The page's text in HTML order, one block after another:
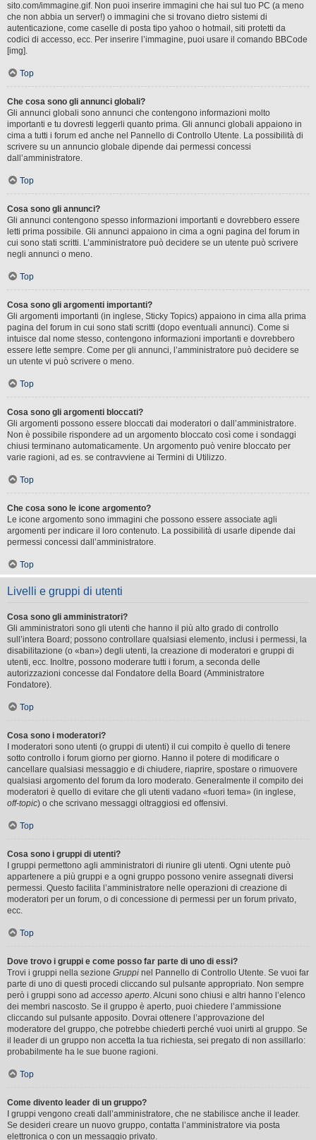
sito.com/immagine.gif. Non puoi inserire immagini che hai sul tuo PC (a meno
che non abbia un server!) o immagini che si trovano dietro sistemi di
autenticazione, come caselle di posta tipo yahoo o hotmail, siti protetti da
codici di accesso, ecc. Per inserire l’immagine, puoi usare il comando BBCode
[img].
Top
Che cosa sono gli annunci globali?
Gli annunci globali sono annunci che contengono informazioni molto
importanti e tu dovresti leggerli quanto prima. Gli annunci globali appaiono in
cima a tutti i forum ed anche nel Pannello di Controllo Utente. La possibilità di
scrivere su un annuncio globale dipende dai permessi concessi
dall’amministratore.
Top
Cosa sono gli annunci?
Gli annunci contengono spesso informazioni importanti e dovrebbero essere
letti prima possibile. Gli annunci appaiono in cima a ogni pagina del forum in
cui sono stati scritti. L’amministratore può decidere se un utente può scrivere
negli annunci o meno.
Top
Cosa sono gli argomenti importanti?
Gli argomenti importanti (in inglese, Sticky Topics) appaiono in cima alla prima
pagina del forum in cui sono stati scritti (dopo eventuali annunci). Come si
intuisce dal nome stesso, contengono informazioni importanti e dovrebbero
essere lette sempre. Come per gli annunci, l’amministratore può decidere se
un utente vi può scrivere o meno.
Top
Cosa sono gli argomenti bloccati?
Gli argomenti possono essere bloccati dai moderatori o dall’amministratore.
Non è possibile rispondere ad un argomento bloccato così come i sondaggi
chiusi terminano automaticamente. Un argomento può venire bloccato per
varie ragioni, ad es. se contravviene ai Termini di Utilizzo.
Top
Che cosa sono le icone argomento?
Le icone argomento sono immagini che possono essere associate agli
argomenti per indicare il loro contenuto. La possibilità di usarle dipende dai
permessi concessi dall’amministratore.
Top
Livelli e gruppi di utenti
Cosa sono gli amministratori?
Gli amministratori sono gli utenti che hanno il più alto grado di controllo
sull’intera Board; possono controllare qualsiasi elemento, inclusi i permessi, la
disabilitazione (o «ban») degli utenti, la creazione di moderatori e gruppi di
utenti, ecc. Inoltre, possono moderare tutti i forum, a seconda delle
autorizzazioni concesse dal Fondatore della Board (Amministratore
Fondatore).
Top
Cosa sono i moderatori?
I moderatori sono utenti (o gruppi di utenti) il cui compito è quello di tenere
sotto controllo i forum giorno per giorno. Hanno il potere di modificare o
cancellare qualsiasi messaggio e di chiudere, riaprire, spostare o rimuovere
qualsiasi argomento del forum da loro moderato. Generalmente il compito dei
moderatori è quello di evitare che gli utenti vadano «fuori tema» (in inglese,
off-topic) o che scrivano messaggi oltraggiosi ed offensivi.
Top
Cosa sono i gruppi di utenti?
I gruppi permettono agli amministratori di riunire gli utenti. Ogni utente può
appartenere a più gruppi e a ogni gruppo possono venire assegnati diversi
permessi. Questo facilita l’amministratore nelle operazioni di creazione di
moderatori per un forum, o di concessione di permessi per un forum privato,
ecc.
Top
Dove trovo i gruppi e come posso far parte di uno di essi?
Trovi i gruppi nella sezione Gruppi nel Pannello di Controllo Utente. Se vuoi far
parte di uno di questi procedi cliccando sul pulsante appropriato. Non sempre
però i gruppi sono ad accesso aperto. Alcuni sono chiusi e altri hanno l’elenco
dei membri nascosto. Se il gruppo è aperto, puoi chiedere l’ammissione
cliccando sul pulsante apposito. Dovrai ottenere l’approvazione del
moderatore del gruppo, che potrebbe chiederti perché vuoi unirti al gruppo. Se
il leader di un gruppo non accetta la tua richiesta, sei pregato di non assillarlo:
probabilmente ha le sue buone ragioni.
Top
Come divento leader di un gruppo?
I gruppi vengono creati dall’amministratore, che ne stabilisce anche il leader.
Se desideri creare un nuovo gruppo, contatta l’amministratore via posta
elettronica o con un messaggio privato.